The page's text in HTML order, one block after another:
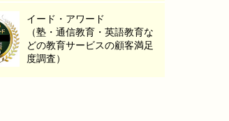
イード・アワード
（塾・通信教育・英語教育な
どの教育サービスの顧客満足
度調査）